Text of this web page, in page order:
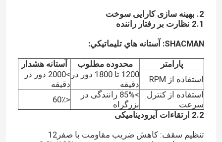
2. بهینه سازی کارایی سوخت
2.1 نظارت بر رفتار راننده
SHACMAN: آستانه هاي تليماتيکي:
پارامتر محدوده مطلوب
آستانه هشدار
استفاده از RPM
1200 تا 1800 دور در
دقیقه
>2000 دور در
دقیقه
استفاده از کنترل
سرعت
>85% رانندگی در
بزرگراه
<60٪
2.2 ارتقاءات آیرودینامیکی
تنظیم سقف: کاهش ضریب مقاومت با صفر12